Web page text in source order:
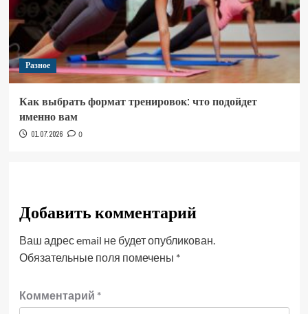
Разное
Как выбрать формат тренировок: что подойдет
именно вам
01.07.2026 0
Добавить комментарий
Ваш адрес email не будет опубликован.
Обязательные поля помечены *
Комментарий *